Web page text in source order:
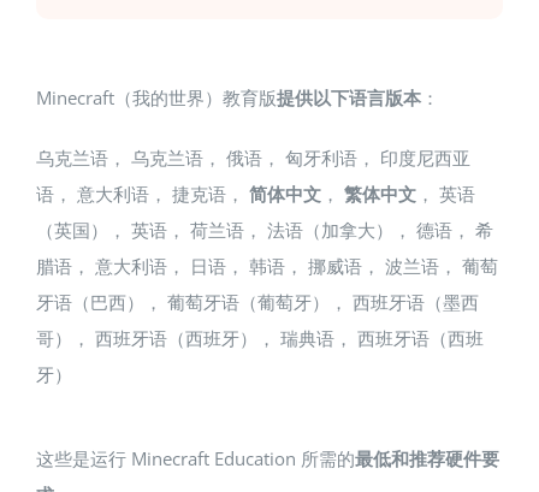
Minecraft（我的世界）教育版提供以下语言版本：
乌克兰语， 乌克兰语， 俄语， 匈牙利语， 印度尼西亚
语， 意大利语， 捷克语， 简体中文， 繁体中文， 英语
（英国）， 英语， 荷兰语， 法语（加拿大）， 德语， 希
腊语， 意大利语， 日语， 韩语， 挪威语， 波兰语， 葡萄
牙语（巴西）， 葡萄牙语（葡萄牙）， 西班牙语（墨西
哥）， 西班牙语（西班牙）， 瑞典语， 西班牙语（西班
牙）
这些是运行 Minecraft Education 所需的最低和推荐硬件要